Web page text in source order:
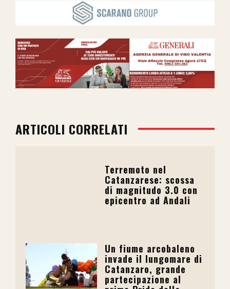
ARTICOLI CORRELATI
Terremoto nel
Catanzarese: scossa
di magnitudo 3.0 con
epicentro ad Andali
Un fiume arcobaleno
invade il lungomare di
Catanzaro, grande
partecipazione al